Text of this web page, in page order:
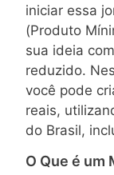
iniciar essa
(Produto
sua ideia
reduzido.
você pode
reais,
do Brasil,
O Que é um